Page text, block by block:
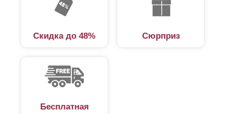
Скидка до 48% Сюрприз
Бесплатная